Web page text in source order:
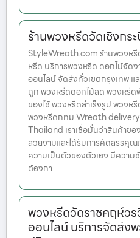
ร้านพวงหรีดวัดเชิงกร
StyleWreath.com ร้านพวงหรี
หรีด บริการพวงหรีด ดอกไม้จัด
ออนไลน์ จัดส่งทั่วเขตกรุงเทพ
ถูก พวงหรีดดอกไม้สด พวงหรี
ของใช้ พวงหรีดสำเร็จรูป พวง
พวงหรีดกทม Wreath
Thailand เราเชื่อมั่นว่าสินค้าข
สวยงามและได้รับการคัดสรรคุ
ความเป็นตัวของตัวเอง มีความ
ต้องกา
พวงหรีดวัดราชคฤห์ว
ออนไลน์ บริการจัดส่ง